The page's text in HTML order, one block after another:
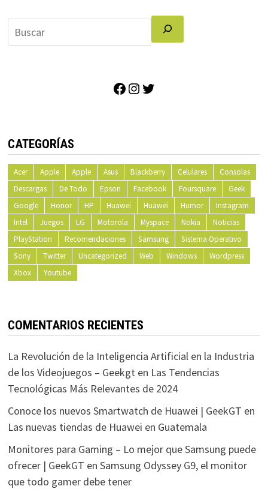
Facebook
Instagram
CATEGORÍAS
Acer Apple Apple Asus Blackberry Celulares
Consolas
Descargas
De Todo Epson Facebook Foursquare
Geek
Google
Honor HP Huawei Huawei Humor
Instagram
Intel
Juegos LG Motorola Myspace Nokia
Noticias
PlayStation
Recomendaciones Samsung
Sistema Operativo
Sony
Twitter Uncategorized Web Windows
Wordpress
Xbox
Youtube
COMENTARIOS RECIENTES
La Revolución de la Inteligencia Artificial en la Industria
de los Videojuegos – Geekgten Las Tendencias
Tecnológicas Más Relevantes de 2024
Conoce los nuevos Smartwatch de Huawei | GeekGT en
Las nuevas tiendas de Huawei en Guatemala
Monitores para Gaming – Lo mejor que Samsung puede
ofrecer | GeekGT en Samsung Odyssey G9, el monitor
que todo gamer debe tener